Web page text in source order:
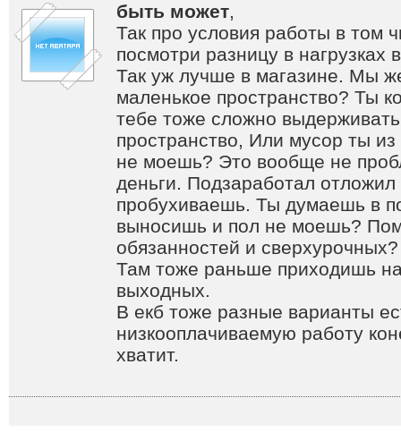
быть может,
Так про условия работы в том
посмотри разницу в нагрузках
Так уж лучше в магазине. Мы
маленькое пространство? Ты
тебе тоже сложно
пространство, Или мусор ты
не моешь? Это вообще не
деньги. Подзаработал
пробухиваешь. Ты думаешь в
выносишь и пол не моешь?
обязанностей и сверхурочных?
Там тоже раньше приходишь
выходных.
В екб тоже разные варианты
низкооплачиваемую работу
хватит.